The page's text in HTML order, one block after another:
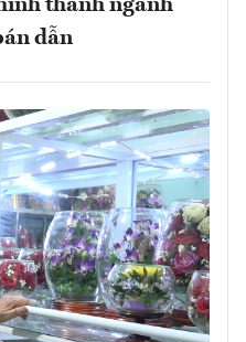
thành ngành
dẫn